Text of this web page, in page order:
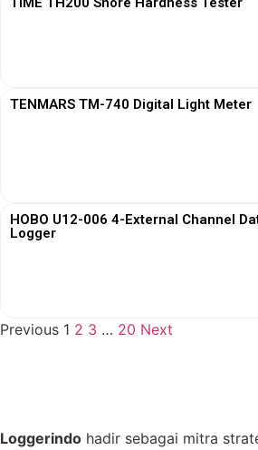
TENMARS TM-740 Digital Light Meter
HOBO U12-006 4-External Channel
Logger
Previous 1 2 3 … 20 Next
Loggerindo hadir sebagai mitra